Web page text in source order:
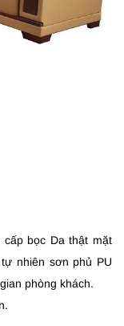
cấp bọc Da thật mặt
nhiên sơn phủ PU
phòng khách.